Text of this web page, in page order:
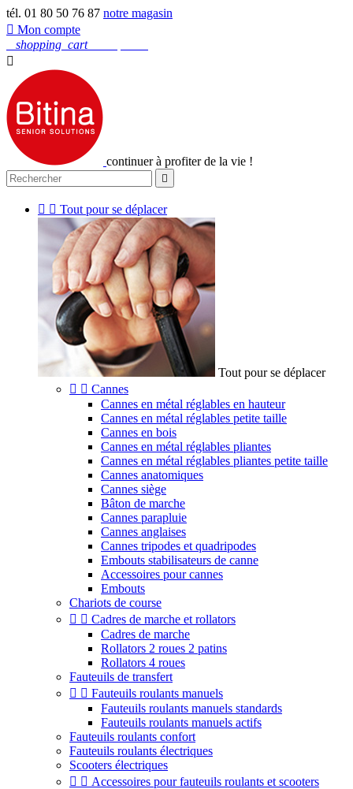
tél. 01 80 50 76 87 notre magasin
 Mon compte
shopping_cart

continuer à profiter de la vie !

  Tout pour se déplacer
Tout pour se déplacer
  Cannes
Cannes en métal réglables en hauteur
Cannes en métal réglables petite taille
Cannes en bois
Cannes en métal réglables pliantes
Cannes en métal réglables pliantes petite taille
Cannes anatomiques
Cannes siège
Bâton de marche
Cannes parapluie
Cannes anglaises
Cannes tripodes et quadripodes
Embouts stabilisateurs de canne
Accessoires pour cannes
Embouts
Chariots de course
  Cadres de marche et rollators
Cadres de marche
Rollators 2 roues 2 patins
Rollators 4 roues
Fauteuils de transfert
  Fauteuils roulants manuels
Fauteuils roulants manuels standards
Fauteuils roulants manuels actifs
Fauteuils roulants confort
Fauteuils roulants électriques
Scooters électriques
  Accessoires pour fauteuils roulants et scooters